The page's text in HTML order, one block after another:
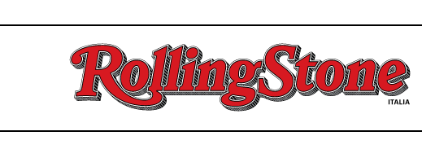
Rolling Stone Italia